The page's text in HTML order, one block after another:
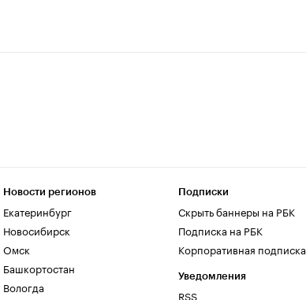
Новости регионов
Екатеринбург
Новосибирск
Омск
Башкортостан
Вологда
Подписки
Скрыть баннеры на РБК
Подписка на РБК
Корпоративная подписка
Уведомления
RSS